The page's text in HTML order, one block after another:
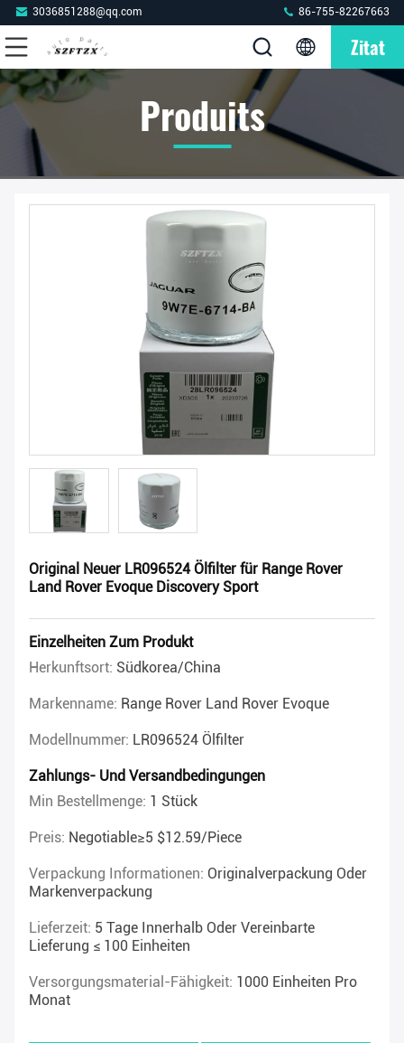
3036851288@qq.com 86-755-82267663
Zitat
Produits
Original Neuer LR096524 Ölfilter für Range Rover
Land Rover Evoque Discovery Sport
Einzelheiten Zum Produkt
Herkunftsort: Südkorea/China
Markenname: Range Rover Land Rover Evoque
Modellnummer: LR096524 Ölfilter
Zahlungs- Und Versandbedingungen
Min Bestellmenge: 1 Stück
Preis: Negotiable≥5 $12.59/piece
Verpackung Informationen: Originalverpackung Oder
Markenverpackung
Lieferzeit: 5 Tage Innerhalb Oder Vereinbarte
Lieferung ≤ 100 Einheiten
Versorgungsmaterial-Fähigkeit: 1000 Einheiten Pro
Monat